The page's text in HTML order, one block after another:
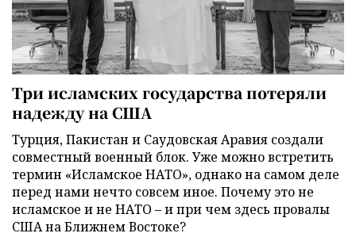
Три исламских государства потеряли
надежду на США
Турция, Пакистан и Саудовская Аравия создали
совместный военный блок. Уже можно встретить
термин «Исламское НАТО», однако на самом деле
перед нами нечто совсем иное. Почему это не
исламское и не НАТО – и при чем здесь провалы
США на Ближнем Востоке?